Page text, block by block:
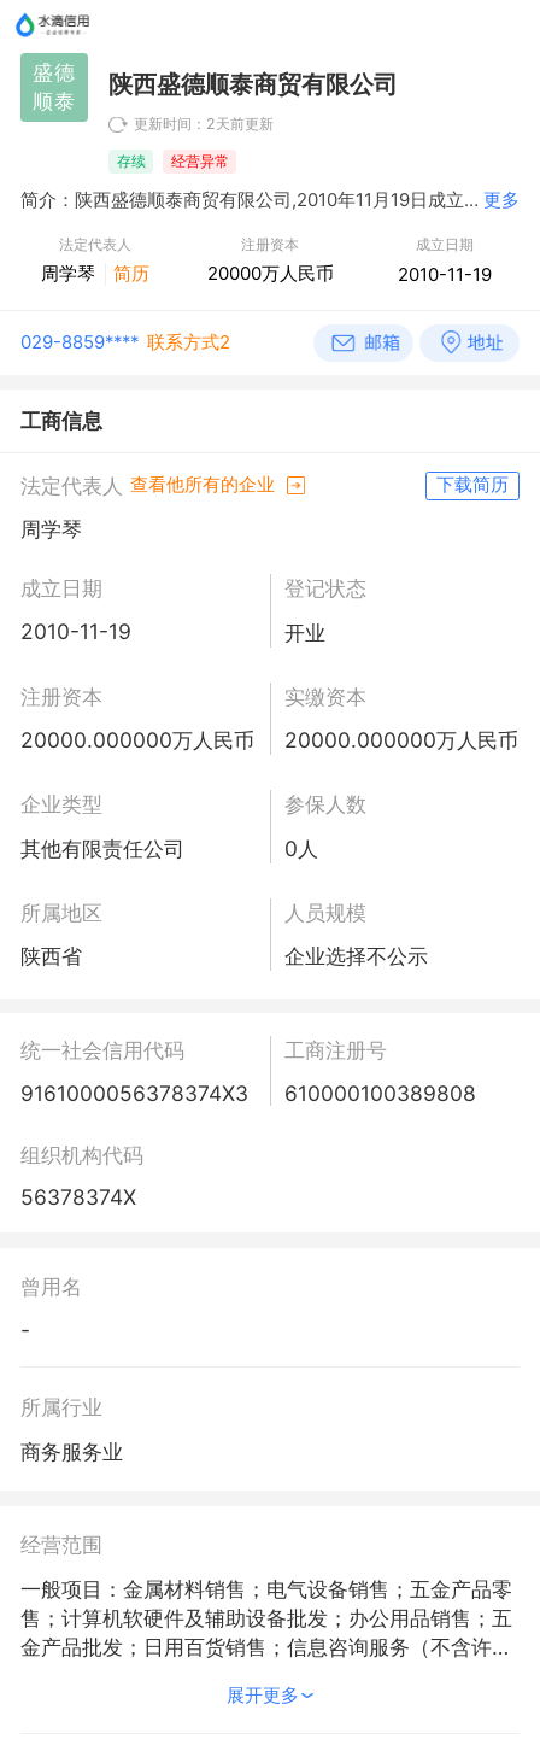
盛德
顺泰
陕西盛德顺泰商贸有限公司
更新时间：2天前更新
存续 经营异常
简介：陕西盛德顺泰商贸有限公司,2010年11月19日成立，经营范围包括一般项目：金属材料销售；电气设备销售；五金产品零售；计算机软硬件及辅助设备批发；办公用品销售；五金产品批发；日用百货销售；信息咨询服务（不含许可类信息咨询服务）；信息技术咨询服务；咨询策划服务。（除依法须经批准的项目外，凭营业执照依法自主开展经营活动） 更多
法定代表人
周学琴 简历
注册资本
20000万人民币
成立日期
2010-11-19
029-8859**** 联系方式2
工商信息
法定代表人 查看他所有的企业 下载简历
周学琴
成立日期
2010-11-19
登记状态
开业
注册资本
20000.000000万人民币
实缴资本
20000.000000万人民币
企业类型
其他有限责任公司
参保人数
0人
所属地区
陕西省
人员规模
企业选择不公示
统一社会信用代码
9161000056378374X3
工商注册号
610000100389808
组织机构代码
56378374X
曾用名
-
所属行业
商务服务业
经营范围
一般项目：金属材料销售；电气设备销售；五金产品零
售；计算机软硬件及辅助设备批发；办公用品销售；五
金产品批发；日用百货销售；信息咨询服务（不含许可
务。（除依法须经批准的项目外，凭营业执照依法自主
展开更多